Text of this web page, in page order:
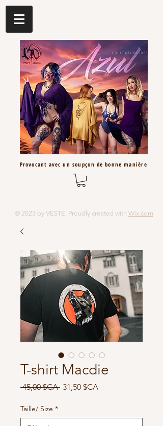
Provocant avec un soupçon de bonne manière
© 2023 by VESTE. Proudly created with Wix.com
T-shirt Macdie
45,00 $CA Prix
31,50 $CAPrix
Taille/ Size *